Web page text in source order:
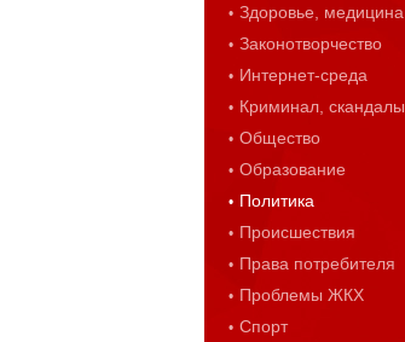
Здоровье, медицина
Законотворчество
Интернет-среда
Криминал, скандалы
Общество
Образование
Политика
Происшествия
Права потребителя
Проблемы ЖКХ
Спорт